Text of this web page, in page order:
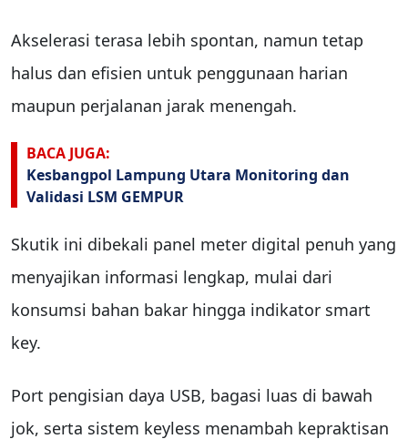
Akselerasi terasa lebih spontan, namun tetap
halus dan efisien untuk penggunaan harian
maupun perjalanan jarak menengah.
BACA JUGA:
Kesbangpol Lampung Utara Monitoring dan
Validasi LSM GEMPUR
Skutik ini dibekali panel meter digital penuh yang
menyajikan informasi lengkap, mulai dari
konsumsi bahan bakar hingga indikator smart
key.
Port pengisian daya USB, bagasi luas di bawah
jok, serta sistem keyless menambah kepraktisan